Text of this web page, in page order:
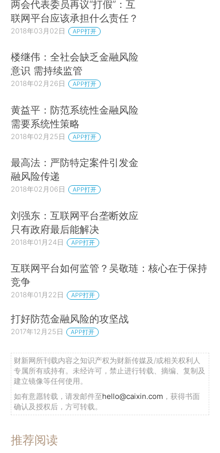
两会代表委员再议“打假”：互
联网平台应该承担什么责任？
2018年03月02日 APP打开
楼继伟：全社会缺乏金融风险
意识 需持续监管
2018年02月26日 APP打开
黄益平：防范系统性金融风险
需要系统性策略
2018年02月25日 APP打开
最高法：严防特定案件引发金
融风险传递
2018年02月06日 APP打开
刘强东：互联网平台垄断效应
只有政府最后能解决
2018年01月24日 APP打开
互联网平台如何监管？吴敬琏：核心在于保持
竞争
2018年01月22日 APP打开
打好防范金融风险的攻坚战
2017年12月25日 APP打开
财新网所刊载内容之知识产权为财新传媒及/或相关权利人
专属所有或持有。未经许可，禁止进行转载、摘编、复制及
建立镜像等任何使用。
如有意愿转载，请发邮件至hello@caixin.com ，获得书面
确认及授权后，方可转载。
推荐阅读